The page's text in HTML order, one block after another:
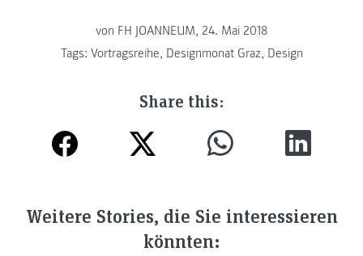
von FH JOANNEUM, 24. Mai 2018
Tags: Vortragsreihe, Designmonat Graz, Design
Share this:
Weitere Stories, die Sie interessieren
könnten: